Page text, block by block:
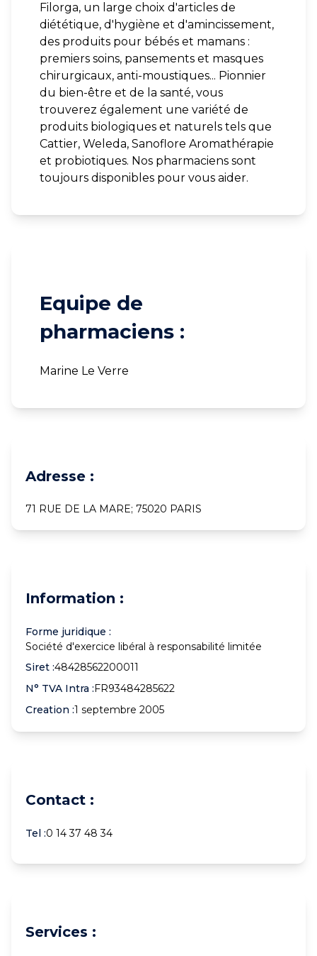
Filorga, un large choix d'articles de
diététique, d'hygiène et d'amincissement,
des produits pour bébés et mamans :
premiers soins, pansements et masques
chirurgicaux, anti-moustiques... Pionnier
du bien-être et de la santé, vous
trouverez également une variété de
produits biologiques et naturels tels que
Cattier, Weleda, Sanoflore Aromathérapie
et probiotiques. Nos pharmaciens sont
toujours disponibles pour vous aider.
Equipe de
pharmaciens :
Marine Le Verre
Adresse :
71 RUE DE LA MARE; 75020 PARIS
Information :
Forme juridique :
Société d'exercice libéral à responsabilité limitée
Siret :48428562200011
N° TVA Intra :FR93484285622
Creation :1 septembre 2005
Contact :
Tel :0 14 37 48 34
Services :